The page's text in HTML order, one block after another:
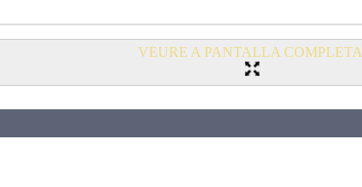
VEURE A PANTALLA COMPLETA